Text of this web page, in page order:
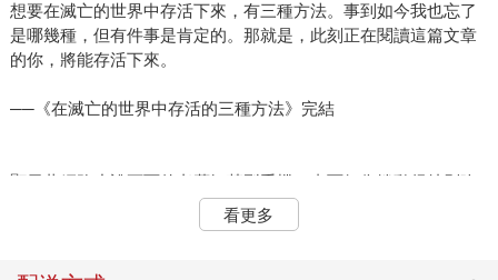
想要在滅亡的世界中存活下來，有三種方法。事到如今我也忘了
是哪幾種，但有件事是肯定的。那就是，此刻正在閱讀這篇文章
的你，將能存活下來。
──《在滅亡的世界中存活的三種方法》完結
力。螢幕捲軸向下滑動又往上回彈，不知道重複了多少次。
真假？這樣就沒了？不管我如何一看再看，都是毫無疑問的「完
看更多